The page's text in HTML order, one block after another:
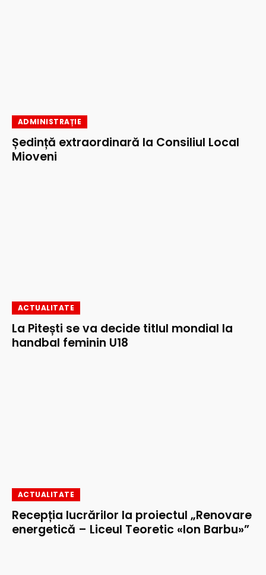
ADMINISTRAȚIE
Ședință extraordinară la Consiliul Local
Mioveni
ACTUALITATE
La Pitești se va decide titlul mondial la
handbal feminin U18
ACTUALITATE
Recepția lucrărilor la proiectul „Renovare
energetică – Liceul Teoretic «Ion Barbu»”